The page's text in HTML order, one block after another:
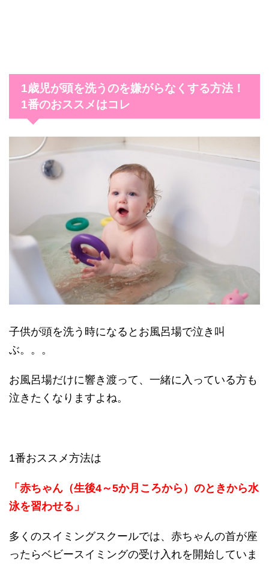
1歳児が頭を洗うのを嫌がらなくする方法！
1番のおススメはコレ
子供が頭を洗う時になるとお風呂場で泣き叫
ぶ。。。
お風呂場だけに響き渡って、一緒に入っている方も
泣きたくなりますよね。
1番おススメ方法は
「赤ちゃん（生後4～5か月ころから）のときから水
泳を習わせる」
多くのスイミングスクールでは、赤ちゃんの首が座
ったらベビースイミングの受け入れを開始していま